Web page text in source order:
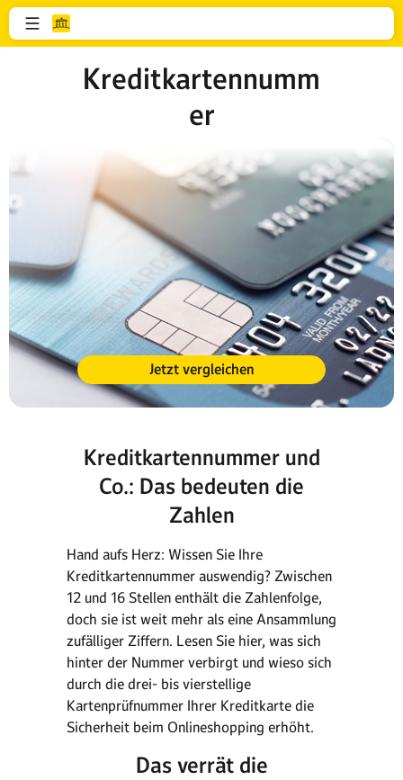
Kreditkartennumm
er
Jetzt vergleichen
Kreditkartennummer und
Co.: Das bedeuten die
Zahlen
Hand aufs Herz: Wissen Sie Ihre
Kreditkartennummer auswendig? Zwischen
12 und 16 Stellen enthält die Zahlenfolge,
doch sie ist weit mehr als eine Ansammlung
zufälliger Ziffern. Lesen Sie hier, was sich
hinter der Nummer verbirgt und wieso sich
durch die drei- bis vierstellige
Kartenprüfnummer Ihrer Kreditkarte die
Sicherheit beim Onlineshopping erhöht.
Das verrät die